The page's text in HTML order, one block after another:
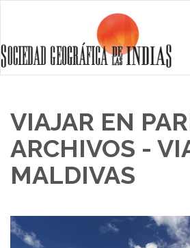
VIAJAR EN
ARCHIVOS -
MALDIVAS